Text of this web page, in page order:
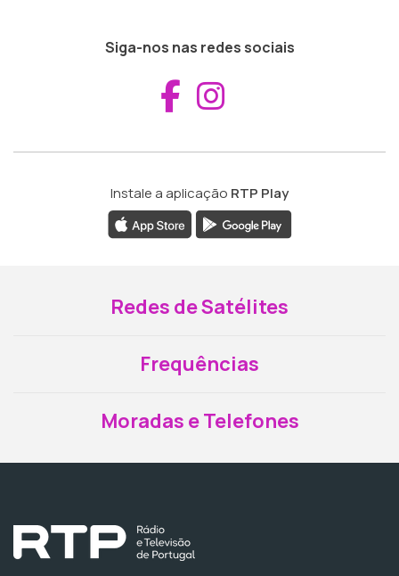
Siga-nos nas redes sociais
Aceder ao
Instale a aplicação RTP Play
Redes de Satélites
Frequências
Moradas e Telefones